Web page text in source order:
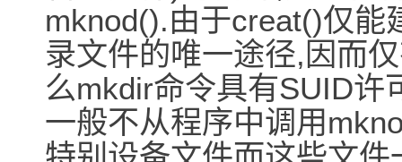
mknod().由于creat()仅能
录文件的唯一途径,因而
么mkdir命令具有SUID许
一般不从程序中调用